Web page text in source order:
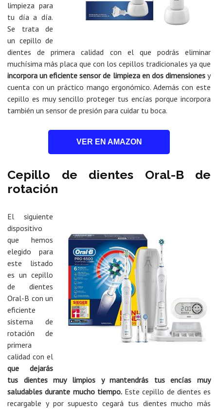
limpieza para
tu día a día.
Se trata de
un cepillo de
dientes de primera calidad con el que podrás eliminar
muchísima más placa que con los cepillos tradicionales ya que
incorpora un eficiente sensor de limpieza en dos dimensionesy
cuenta con un práctico mango ergonómico. Además con este
cepillo es muy sencillo proteger tus encías porque incorpora
también un sensor de presión para cuidar tu boca.
VER EN AMAZON
Cepillo de dientes Oral-B de
rotación
El siguiente
dispositivo
que hemos
elegido para
este listado
es un cepillo
de dientes
Oral-B con un
eficiente
sistema de
rotación de
primera
calidad con el
que dejarás
tus dientes muy limpios y mantendrás tus encías muy
saludables durante mucho tiempo.Este cepillo de dientes es
recargable y por supuesto cegará tus dientes mucho más